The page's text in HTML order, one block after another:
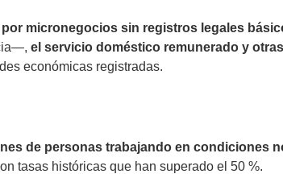
micronegocios sin registros legales
el servicio doméstico remunerado y
económicas registradas.
de personas trabajando en condiciones
tasas históricas que han superado el 50 %.